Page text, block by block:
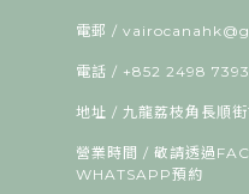
電郵 /
電話 / +852 2498
地址 / 九龍荔枝角長順
營業時間 / 敬請透過
WHATSAPP預約